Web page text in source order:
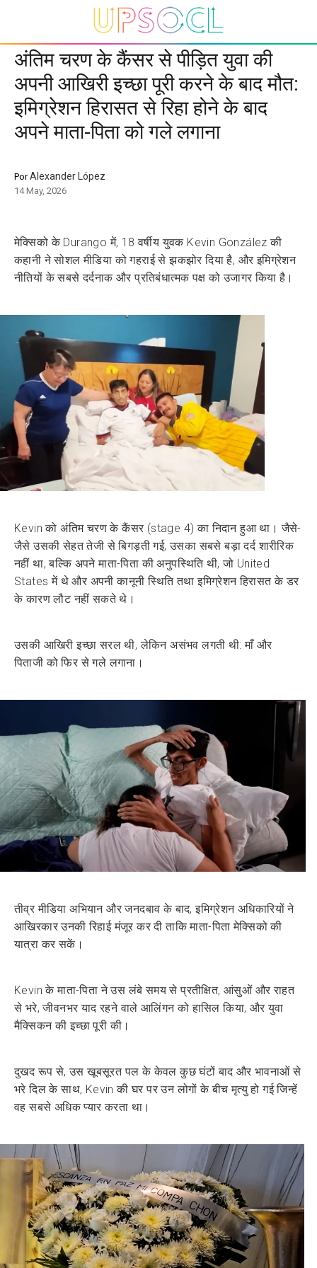
अंतिम चरण के कैंसर से पीड़ित युवा की
अपनी आखिरी इच्छा पूरी करने के बाद मौत:
इमिग्रेशन हिरासत से रिहा होने के बाद
अपने माता-पिता को गले लगाना
PorAlexander López
14 May, 2026
मेक्सिको के Durango में, 18 वर्षीय युवक Kevin González की
कहानी ने सोशल मीडिया को गहराई से झकझोर दिया है, और इमिग्रेशन
नीतियों के सबसे दर्दनाक और प्रतिबंधात्मक पक्ष को उजागर किया है।
Kevin को अंतिम चरण के कैंसर (stage 4) का निदान हुआ था। जैसे-
जैसे उसकी सेहत तेजी से बिगड़ती गई, उसका सबसे बड़ा दर्द शारीरिक
नहीं था, बल्कि अपने माता-पिता की अनुपस्थिति थी, जो United
States में थे और अपनी कानूनी स्थिति तथा इमिग्रेशन हिरासत के डर
के कारण लौट नहीं सकते थे।
उसकी आखिरी इच्छा सरल थी, लेकिन असंभव लगती थी: माँ और
पिताजी को फिर से गले लगाना।
तीव्र मीडिया अभियान और जनदबाव के बाद, इमिग्रेशन अधिकारियों ने
आखिरकार उनकी रिहाई मंजूर कर दी ताकि माता-पिता मेक्सिको की
यात्रा कर सकें।
Kevin के माता-पिता ने उस लंबे समय से प्रतीक्षित, आंसुओं और राहत
से भरे, जीवनभर याद रहने वाले आलिंगन को हासिल किया, और युवा
मैक्सिकन की इच्छा पूरी की।
दुखद रूप से, उस खूबसूरत पल के केवल कुछ घंटों बाद और भावनाओं से
भरे दिल के साथ, Kevin की घर पर उन लोगों के बीच मृत्यु हो गई जिन्हें
वह सबसे अधिक प्यार करता था।